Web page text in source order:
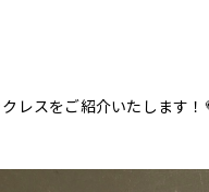
レスをご紹介いたします！